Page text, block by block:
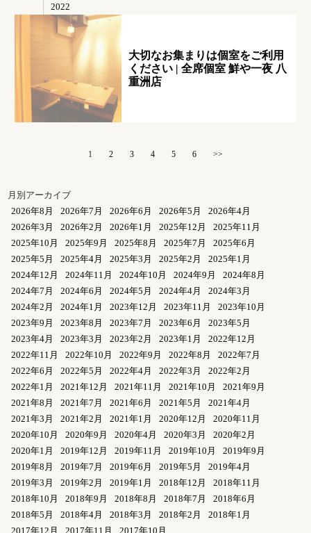
2022
大切なお集まりは個室をご利用
ください | 全席個室 鮮や一夜 八
重洲店
1 2 3 4 5 6 >>
月別アーカイブ
2026年8月
2026年7月 2026年6月 2026年5月
2026年4月
2026年3月
2026年2月 2026年1月 2025年12月
2025年11月
2025年10月
2025年9月 2025年8月 2025年7月
2025年6月
2025年5月
2025年4月 2025年3月 2025年2月
2025年1月
2024年12月
2024年11月 2024年10月 2024年9月
2024年8月
2024年7月
2024年6月 2024年5月 2024年4月
2024年3月
2024年2月
2024年1月 2023年12月 2023年11月
2023年10月
2023年9月
2023年8月 2023年7月 2023年6月
2023年5月
2023年4月
2023年3月 2023年2月 2023年1月
2022年12月
2022年11月
2022年10月 2022年9月 2022年8月
2022年7月
2022年6月
2022年5月 2022年4月 2022年3月
2022年2月
2022年1月
2021年12月 2021年11月 2021年10月
2021年9月
2021年8月
2021年7月 2021年6月 2021年5月
2021年4月
2021年3月
2021年2月 2021年1月 2020年12月
2020年11月
2020年10月
2020年9月 2020年4月 2020年3月
2020年2月
2020年1月
2019年12月 2019年11月 2019年10月
2019年9月
2019年8月
2019年7月 2019年6月 2019年5月
2019年4月
2019年3月
2019年2月 2019年1月 2018年12月
2018年11月
2018年10月
2018年9月 2018年8月 2018年7月
2018年6月
2018年5月
2018年4月 2018年3月 2018年2月
2018年1月
2017年12月
2017年11月 2017年10月